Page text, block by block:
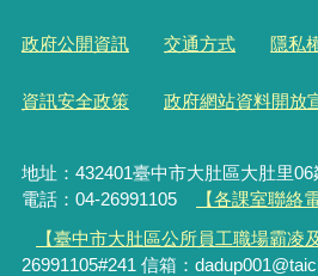
政府公開資訊 交通方式 隱私
資訊安全政策 政府網站資料開放
地址：432401臺中市大肚區大肚里
電話：04-26991105
【各課室聯絡
【臺中市大肚區公所員工職場霸凌
26991105#241 信箱：